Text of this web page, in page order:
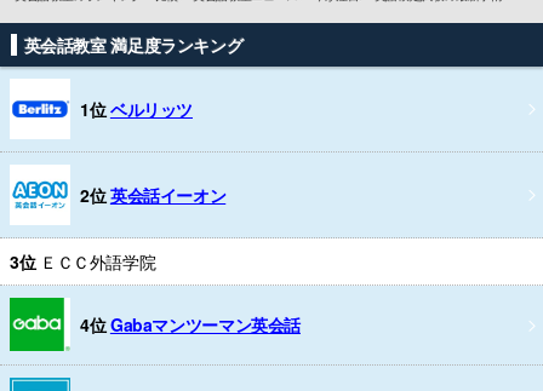
英会話教室 満足度ランキング
1位ベルリッツ
2位英会話イーオン
3位 ＥＣＣ外語学院
4位Gabaマンツーマン英会話